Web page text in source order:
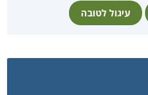
עיגול לטובה